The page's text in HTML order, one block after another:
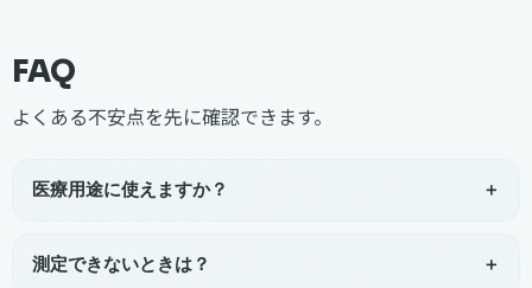
FAQ
よくある不安点を先に確認できます。
医療用途に使えますか？ ＋
参考情報を提供するアプリで、診断・治療を目的としてい
測定できないときは？ ＋